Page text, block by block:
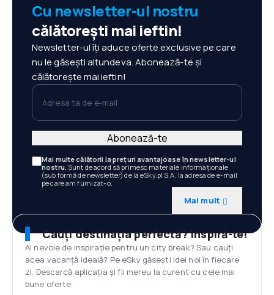
Cu newsletter-ul nostru
călătorești mai ieftin!
Newsletter-ul îți aduce oferte exclusive pe care
nu le găsești altundeva. Abonează-te și
călătorește mai ieftin!
Adresa ta de e-mail
Mai multe călătorii la prețuri avantajoase în newsletter-ul
nostru. Sunt de acord să primesc materiale informaționale
(sub formă de newsletter) de la eSky.pl S.A. la adresa de e-mail
pe care am furnizat-o.
Mai mult
Abonează-te
Cauți destinația perfectă? Inspiră-te!
Ai nevoie de inspirație pentru un city break? Sau cauți
acea vacanță ideală? Pe eSky găsești idei noi în fiecare
zi. Descarcă aplicația și fii mereu la curent cu cele mai
bune oferte.